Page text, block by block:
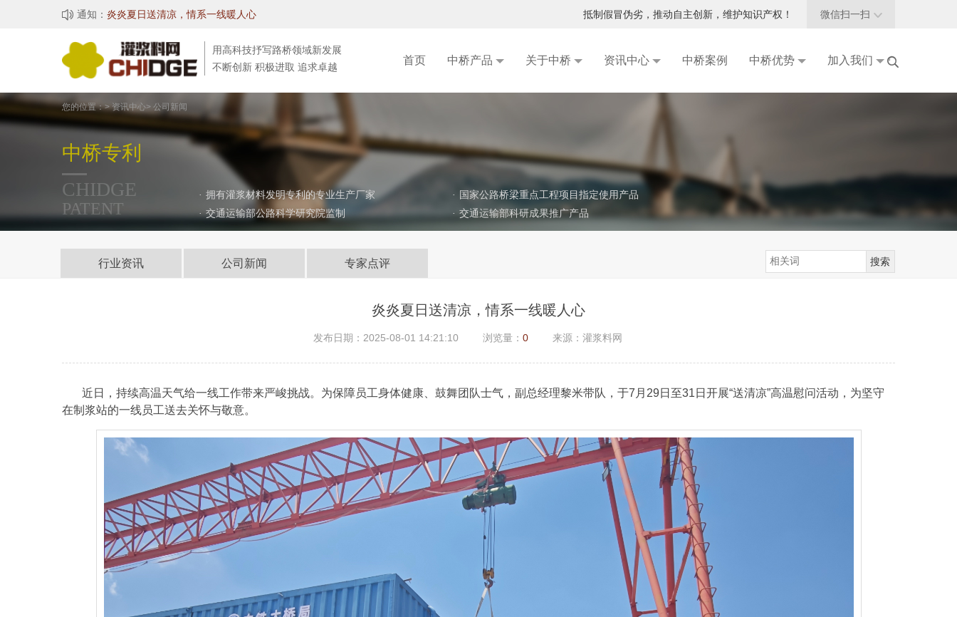
 通知： 炎炎夏日送清凉，情系一线暖人心
湖北中桥科技有限公司成功入选湖北省七批专精特新中小企业
抵制假冒伪劣，推动自主创新，维护知识产权！ 微信扫一扫 
用高科技抒写路桥领域新发展
不断创新 积极进取 追求卓越
首页 中桥产品 关于中桥 资讯中心 中桥案例 中桥优势 加入我们 
您的位置：> 资讯中心> 公司新闻
中桥专利
CHIDGE
PATENT
· 拥有灌浆材料发明专利的专业生产厂家 · 国家公路桥梁重点工程项目指定使用产品
· 交通运输部公路科学研究院监制 · 交通运输部科研成果推广产品
行业资讯 公司新闻 专家点评
炎炎夏日送清凉，情系一线暖人心
发布日期：2025-08-01 14:21:10 浏览量： 0 来源：灌浆料网
近日，持续高温天气给一线工作带来严峻挑战。为保障员工身体健康、鼓舞团队士气，副总经理黎米带队，于7 月 29 日至31 日开展“送清凉”高温慰问活动，为坚守
在制浆站的一线员工送去关怀与敬意。